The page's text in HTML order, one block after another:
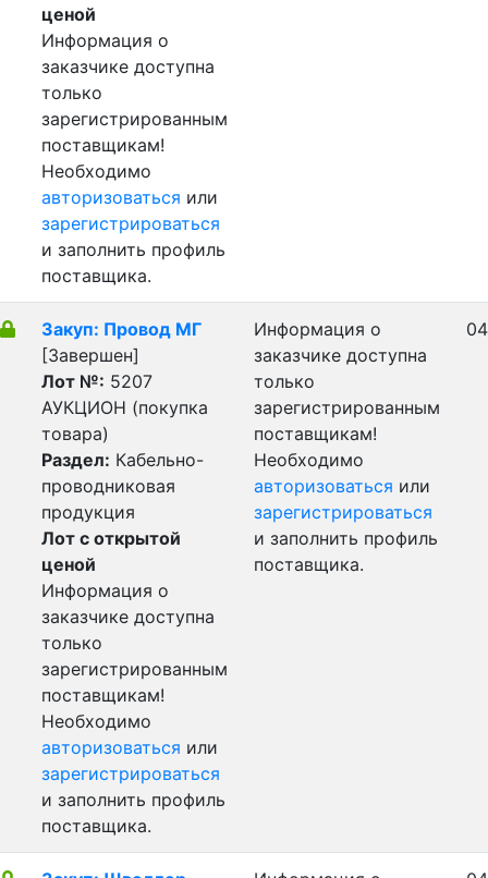
ценой
Информация о
заказчике доступна
только
зарегистрированным
поставщикам!
Необходимо
авторизоваться или
зарегистрироваться
и заполнить профиль
поставщика.
Закуп: Провод МГ
[Завершен]
Лот №: 5207
АУКЦИОН (покупка
товара)
Раздел: Кабельно-
проводниковая
продукция
Лот с открытой
ценой
Информация о
заказчике доступна
только
зарегистрированным
поставщикам!
Необходимо
авторизоваться или
зарегистрироваться
и заполнить профиль
поставщика.
Информация о
заказчике доступна
только
зарегистрированным
поставщикам!
Необходимо
авторизоваться или
зарегистрироваться
и заполнить профиль
поставщика.